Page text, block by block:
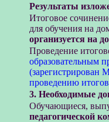
Результаты
Итоговое
для обучения на
организуется на
Проведение
образовательным
(зарегистрирован
проведению
3. Необходимые
Обучающиеся,
педагогической